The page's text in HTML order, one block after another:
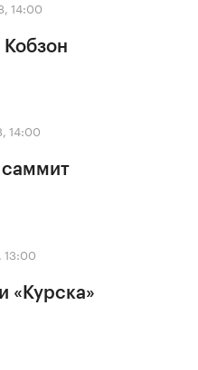
14:00
14:00
саммит
13:00
«Курска»